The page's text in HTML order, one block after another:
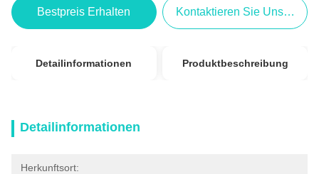
Bestpreis Erhalten Kontaktieren Sie Uns Jetzt
Detailinformationen Produktbeschreibung
Detailinformationen
Herkunftsort: